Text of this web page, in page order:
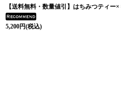
【送料無料・数量値引】はちみつティー
5,200円(税込)